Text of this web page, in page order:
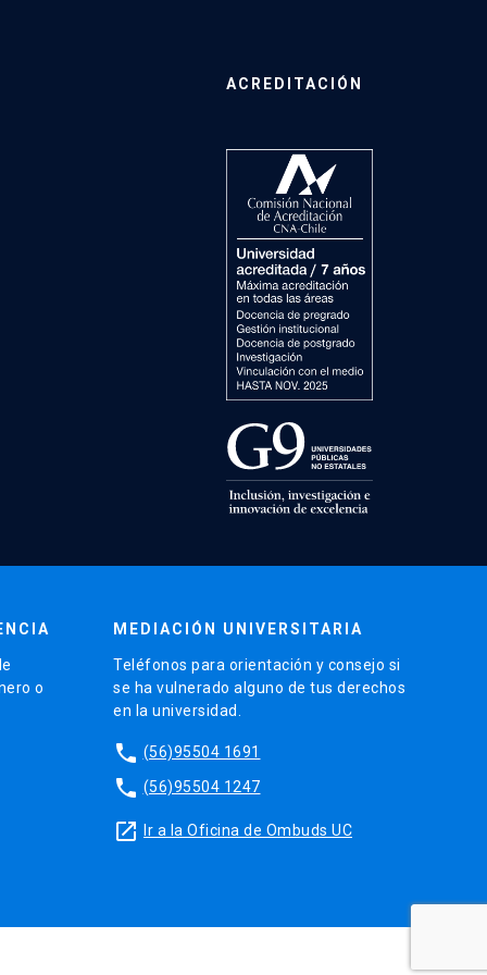
ACREDITACIÓN
o
MEDIACIÓN UNIVERSITARIA
Teléfonos para orientación y consejo si
se ha vulnerado alguno de tus derechos
en la universidad.
phone (56)95504 1691
phone (56)95504 1247
launch Ir a la Oficina de Ombuds UC